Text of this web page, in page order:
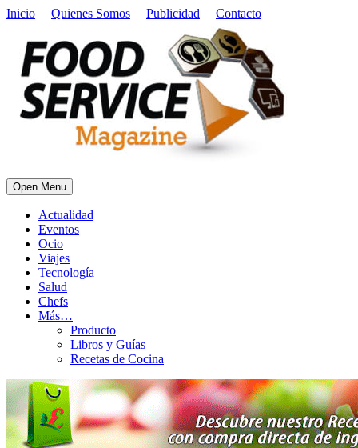
Inicio Quienes Somos Publicidad Contacto
Open Menu
Actualidad
Eventos
Ocio
Viajes
Tecnología
Salud
Chefs
Más…
Producto
Libros y Guías
Recetas de Cocina